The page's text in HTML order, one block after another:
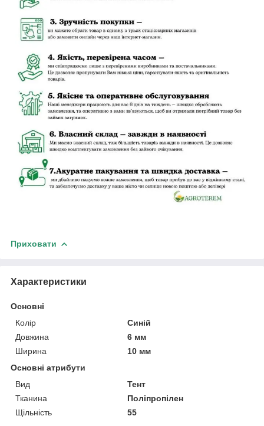
Приховати
Характеристики
Основні
Колір
Синій
Довжина
6 мм
Ширина
10 мм
Основні атрибути
Вид
Тент
Тканина
Поліпропілен
Щільність
55